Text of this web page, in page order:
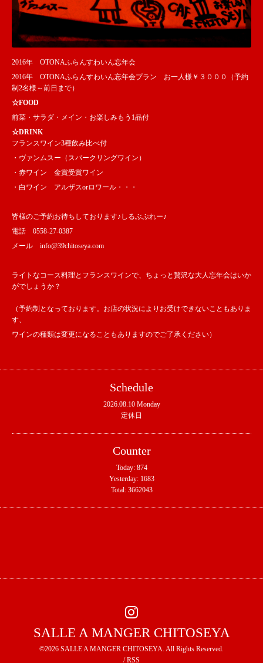
2016年 OTONAふらんすわいん忘年会
2016年 OTONAふらんすわいん忘年会プラン お一人様￥３０００（予約
制2名様～前日まで）
☆FOOD
前菜・サラダ・メイン・お楽しみもう1品付
☆DRINK
フランスワイン3種飲み比べ付
・ヴァンムスー（スパークリングワイン）
・赤ワイン 金賞受賞ワイン
・白ワイン アルザスorロワール・・・
皆様のご予約お待ちしております♪しるぶぷれー♪
電話 0558-27-0387
メール info@39chitoseya.com
ライトなコース料理とフランスワインで、ちょっと贅沢な大人忘年会はいか
がでしょうか？
（予約制となっております。お店の状況によりお受けできないこともありま
す、
ワインの種類は変更になることもありますのでご了承ください）
Schedule
2026.08.10 Monday
定休日
Counter
Today: 874
Yesterday: 1683
Total: 3662043
SALLE A MANGER CHITOSEYA
©2026 SALLE A MANGER CHITOSEYA. All Rights Reserved.
/RSS